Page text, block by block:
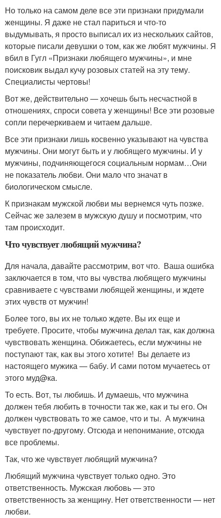
Но только на самом деле все эти признаки придумали
женщины. Я даже не стал париться и что-то
выдумывать, я просто выписал их из нескольких сайтов,
которые писали девушки о том, как же любят мужчины. Я
вбил в Гугл «Признаки любящего мужчины», и мне
поисковик выдал кучу розовых статей на эту тему.
Специалисты чертовы!
Вот же, действительно — хочешь быть несчастной в
отношениях, спроси совета у женщины! Все эти розовые
сопли перечеркиваем и читаем дальше.
Все эти признаки лишь косвенно указывают на чувства
мужчины. Они могут быть и у любящего мужчины. И у
мужчины, подчиняющегося социальным нормам…Они
не показатель любви. Они мало что значат в
биологическом смысле.
К признакам мужской любви мы вернемся чуть позже.
Сейчас же залезем в мужскую душу и посмотрим, что
там происходит.
Что чувствует любящий мужчина?
Для начала, давайте рассмотрим, вот что. Ваша ошибка
заключается в том, что вы чувства любящего мужчины
сравниваете с чувствами любящей женщины, и ждете
этих чувств от мужчин!
Более того, вы их не только ждете. Вы их еще и
требуете. Просите, чтобы мужчина делал так, как должна
чувствовать женщина. Обижаетесь, если мужчины не
поступают так, как вы этого хотите! Вы делаете из
настоящего мужика — бабу. И сами потом мучаетесь от
этого муд@ка.
То есть. Вот, ты любишь. И думаешь, что мужчина
должен тебя любить в точности так же, как и ты его. Он
должен чувствовать то же самое, что и ты. А мужчина
чувствует по-другому. Отсюда и непонимание, отсюда
все проблемы.
Так, что же чувствует любящий мужчина?
Любящий мужчина чувствует только одно. Это
ответственность. Мужская любовь — это
ответственность за женщину. Нет ответственности — нет
любви.